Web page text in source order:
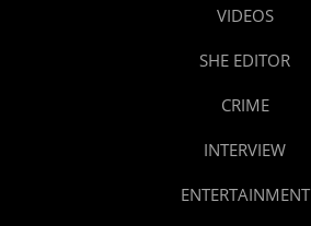
VIDEOS
SHE EDITOR
CRIME
INTERVIEW
ENTERTAINMENT